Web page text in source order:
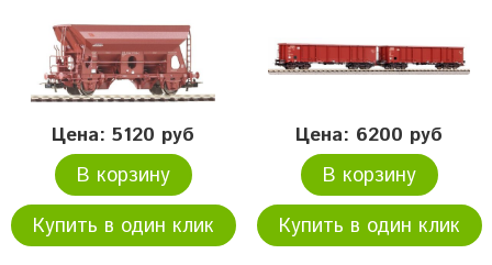
Цена: 5120 руб
В корзину
Купить в один клик
Цена: 6200 руб
В корзину
Купить в один клик